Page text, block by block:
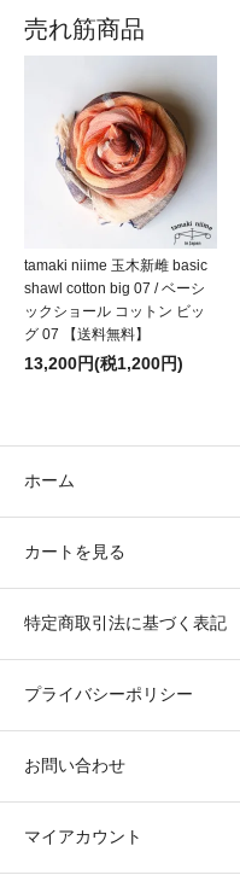
売れ筋商品
tamaki niime 玉木新雌 basic
shawl cotton big 07 / ベーシ
ックショール コットン ビッ
グ 07 【送料無料】
13,200円(税1,200円)
ホーム
カートを見る
特定商取引法に基づく表記
プライバシーポリシー
お問い合わせ
マイアカウント